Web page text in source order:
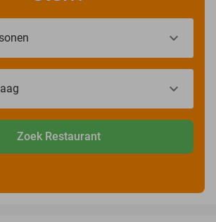
Zoek Restaurant